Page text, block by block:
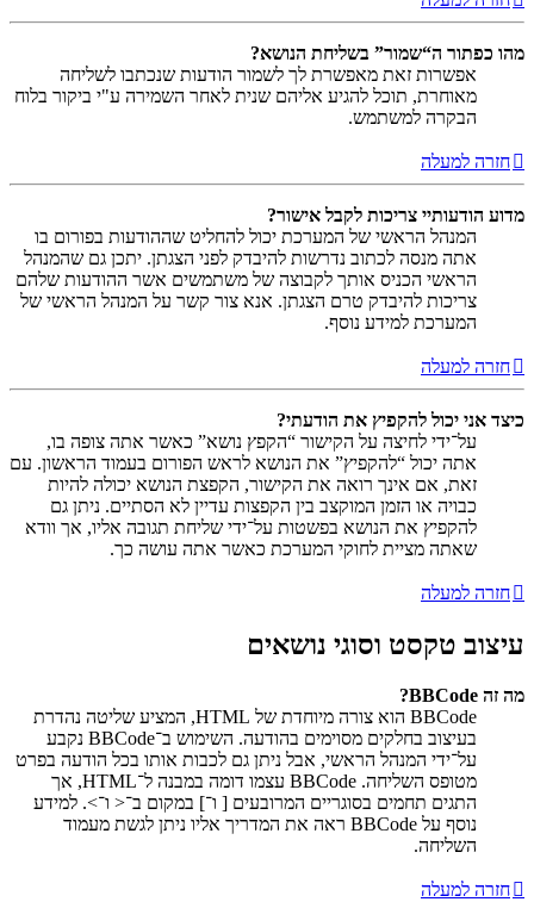
מהו כפתור ה“שמור” בשליחת הנושא?
אפשרות זאת מאפשרת לך לשמור הודעות שנכתבו לשליחה
מאוחרת, תוכל להגיע אליהם שנית לאחר השמירה ע"י ביקור בלוח
הבקרה למשתמש.
חזרה למעלה
מדוע הודעותיי צריכות לקבל אישור?
המנהל הראשי של המערכת יכול להחליט שההודעות בפורום בו
אתה מנסה לכתוב נדרשות להיבדק לפני הצגתן. יתכן גם שהמנהל
הראשי הכניס אותך לקבוצה של משתמשים אשר ההודעות שלהם
צריכות להיבדק טרם הצגתן. אנא צור קשר על המנהל הראשי של
המערכת למידע נוסף.
חזרה למעלה
כיצד אני יכול להקפיץ את הודעתי?
על־ידי לחיצה על הקישור “הקפץ נושא” כאשר אתה צופה בו,
אתה יכול “להקפיץ” את הנושא לראש הפורום בעמוד הראשון. עם
זאת, אם אינך רואה את הקישור, הקפצת הנושא יכולה להיות
כבויה או הזמן המוקצב בין הקפצות עדיין לא הסתיים. ניתן גם
להקפיץ את הנושא בפשטות על־ידי שליחת תגובה אליו, אך וודא
שאתה מציית לחוקי המערכת כאשר אתה עושה כך.
חזרה למעלה
עיצוב טקסט וסוגי נושאים
מה זה BBCode?
BBCode הוא צורה מיוחדת של HTML, המציע שליטה נהדרת
בעיצוב בחלקים מסוימים בהודעה. השימוש ב־BBCode נקבע
על־ידי המנהל הראשי, אבל ניתן גם לכבות אותו בכל הודעה בפרט
מטופס השליחה. BBCode עצמו דומה במבנה ל־HTML, אך
התגים תחמים בסוגריים המרובעים [ ו־] במקום ב־< ו־>. למידע
נוסף על BBCode ראה את המדריך אליו ניתן לגשת מעמוד
השליחה.
חזרה למעלה